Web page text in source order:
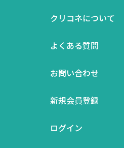
クリコネについて
よくある質問
お問い合わせ
新規会員登録
ログイン